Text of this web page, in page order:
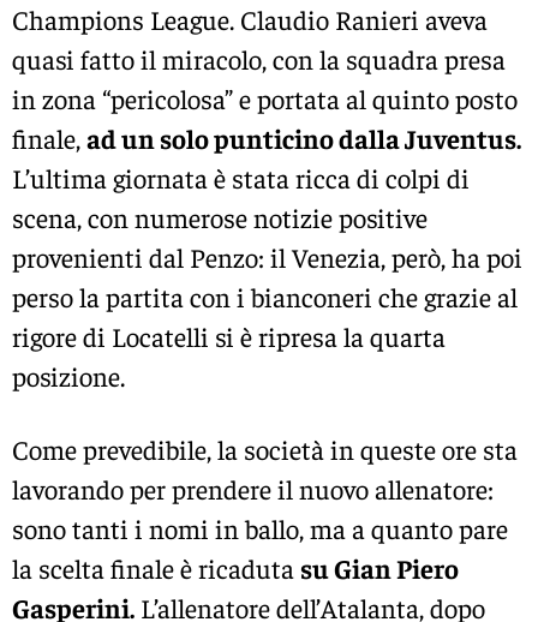
Champions League. Claudio Ranieri aveva
quasi fatto il miracolo, con la squadra presa
in zona “pericolosa” e portata al quinto posto
finale,ad un solo punticino dalla Juventus.
L’ultima giornata è stata ricca di colpi di
scena, con numerose notizie positive
provenienti dal Penzo: il Venezia, però, ha poi
perso la partita con i bianconeri che grazie al
rigore di Locatelli si è ripresa la quarta
posizione.
Come prevedibile, la società in queste ore sta
lavorando per prendere il nuovo allenatore:
sono tanti i nomi in ballo, ma a quanto pare
la scelta finale è ricaduta su Gian Piero
Gasperini. L’allenatore dell’Atalanta, dopo